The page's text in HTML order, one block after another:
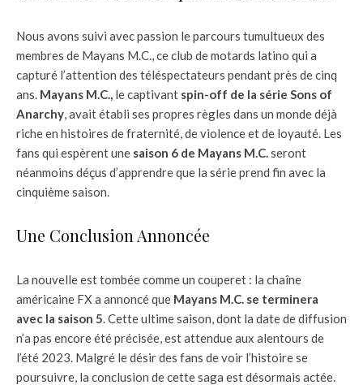
Nous avons suivi avec passion le parcours tumultueux des
membres de Mayans M.C., ce club de motards latino qui a
capturé l’attention des téléspectateurs pendant près de cinq
ans. Mayans M.C., le captivant spin-off de la série Sons of
Anarchy, avait établi ses propres règles dans un monde déjà
riche en histoires de fraternité, de violence et de loyauté. Les
fans qui espèrent une saison 6 de Mayans M.C.seront
néanmoins déçus d’apprendre que la série prend fin avec la
cinquième saison.
Une Conclusion Annoncée
La nouvelle est tombée comme un couperet : la chaîne
américaine FX a annoncé que Mayans M.C. se terminera
avec la saison 5. Cette ultime saison, dont la date de diffusion
n’a pas encore été précisée, est attendue aux alentours de
l’été 2023. Malgré le désir des fans de voir l’histoire se
poursuivre, la conclusion de cette saga est désormais actée.